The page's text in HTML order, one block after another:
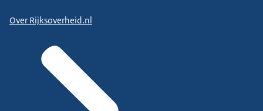
Over Rijksoverheid.nl